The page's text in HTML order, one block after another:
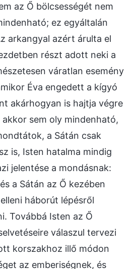
az Ő bölcsességét nem
ez egyáltalán
arkangyal azért árulta el
részt adott neki a
váratlan esemény
Éva engedett a kígyó
akárhogyan is hajtja végre
akkor sem oly mindenható,
a Sátán csak
is, Isten hatalma mindig
jelentése a mondásnak:
a Sátán az Ő kezében
háborút lépésről
Továbbá Isten az Ő
válaszul tervezi
korszakhoz illő módon
az emberiségnek, és